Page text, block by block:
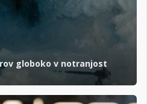
globoko v notranjost